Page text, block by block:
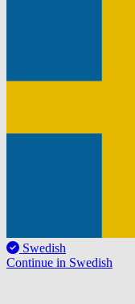
Swedish
Continue in Swedish